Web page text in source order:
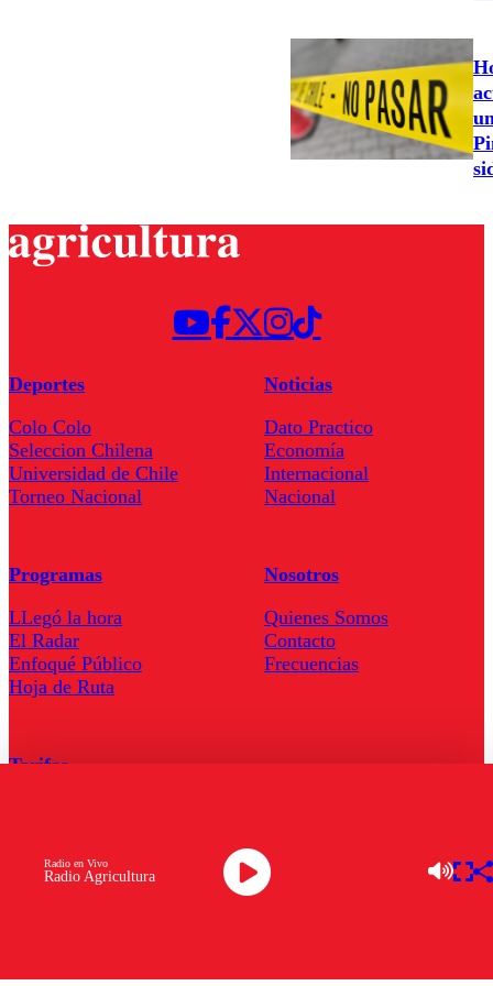
Radio Agricultura
Radio en Vivo
Deportes
Colo Colo
Seleccion Chilena
Universidad de Chile
Torneo Nacional
Noticias
Dato Practico
Economía
Internacional
Nacional
Programas
LLegó la hora
El Radar
Enfoqué Público
Hoja de Ruta
Nosotros
Quienes Somos
Contacto
Frecuencias
Tarifas
Descarga la APP